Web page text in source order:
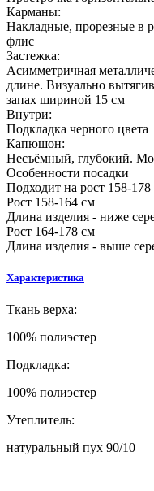
Карманы:
Накладные, прорезные в
флис
Застежка:
Асимметричная
длине. Визуально
запах шириной 15 см
Внутри:
Подкладка черного цвета
Капюшон:
Несъёмный, глубокий.
Особенности посадки
Подходит на рост 158-
Рост 158-164 см
Длина изделия - ниже
Рост 164-178 см
Длина изделия - выше
Характеристика
Ткань верха:
100% полиэстер
Подкладка:
100% полиэстер
Утеплитель:
натуральный пух 90/10